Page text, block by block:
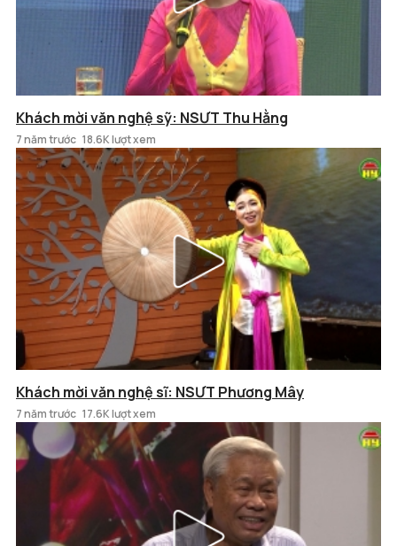
Khách mời văn nghệ sỹ: NSƯT Thu Hằng
7 năm trước 18.6K lượt xem
Khách mời văn nghệ sĩ: NSƯT Phương Mây
7 năm trước 17.6K lượt xem